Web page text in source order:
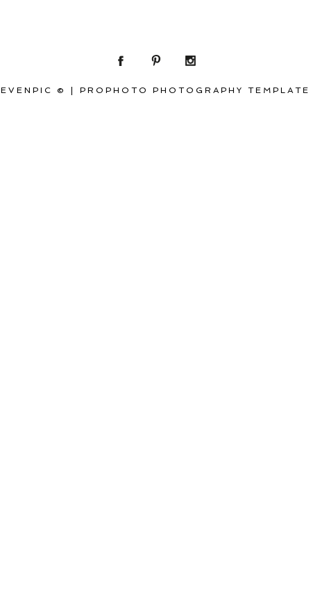
EVENPIC © PROPHOTO PHOTOGRAPHY TEMPLATE